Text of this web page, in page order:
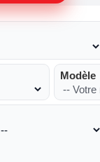
Modèle